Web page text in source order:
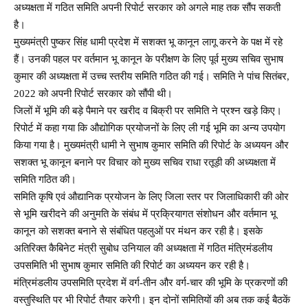
अध्यक्षता में गठित समिति अपनी रिपोर्ट सरकार को अगले माह तक सौंप सकती
है।
मुख्यमंत्री पुष्कर सिंह धामी प्रदेश में सशक्त भू कानून लागू करने के पक्ष में रहे
हैं। उनकी पहल पर वर्तमान भू कानून के परीक्षण के लिए पूर्व मुख्य सचिव सुभाष
कुमार की अध्यक्षता में उच्च स्तरीय समिति गठित की गई। समिति ने पांच सितंबर,
2022 को अपनी रिपोर्ट सरकार को सौंपी थी।
जिलों में भूमि की बड़े पैमाने पर खरीद व बिक्री पर समिति ने प्रश्न खड़े किए।
रिपोर्ट में कहा गया कि औद्योगिक प्रयोजनों के लिए ली गई भूमि का अन्य उपयोग
किया गया है। मुख्यमंत्री धामी ने सुभाष कुमार समिति की रिपोर्ट के अध्ययन और
सशक्त भू कानून बनाने पर विचार को मुख्य सचिव राधा रतूड़ी की अध्यक्षता में
समिति गठित की।
समिति कृषि एवं औद्यानिक प्रयोजन के लिए जिला स्तर पर जिलाधिकारी की ओर
से भूमि खरीदने की अनुमति के संबंध में प्रक्रियागत संशोधन और वर्तमान भू
कानून को सशक्त बनाने से संबंधित पहलुओं पर मंथन कर रही है। इसके
अतिरिक्त कैबिनेट मंत्री सुबोध उनियाल की अध्यक्षता में गठित मंत्रिमंडलीय
उपसमिति भी सुभाष कुमार समिति की रिपोर्ट का अध्ययन कर रही है।
मंत्रिमंडलीय उपसमिति प्रदेश में वर्ग-तीन और वर्ग-चार की भूमि के प्रकरणों की
वस्तुस्थिति पर भी रिपोर्ट तैयार करेगी। इन दोनों समितियों की अब तक कई बैठकें